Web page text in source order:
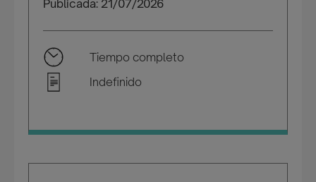
Publicada: 21/07/2026
Tiempo completo
Indefinido